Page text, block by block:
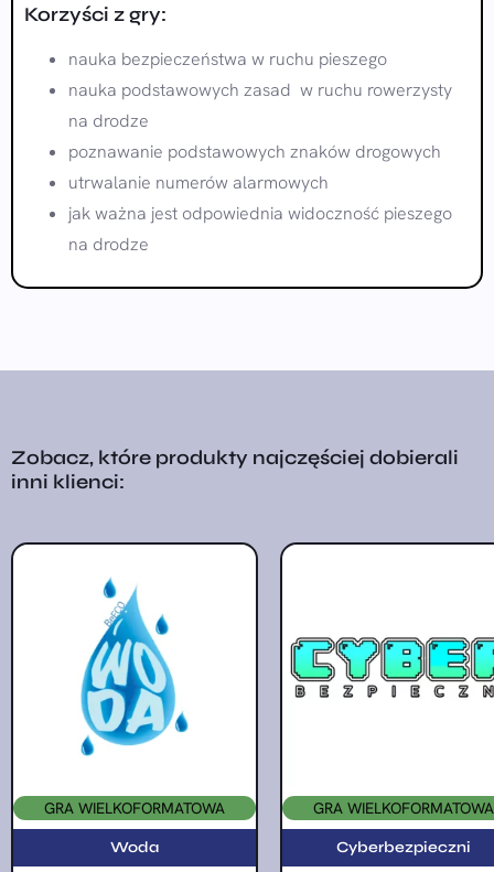
Korzyści z gry:
nauka bezpieczeństwa w ruchu pieszego
nauka podstawowych zasad w ruchu rowerzysty
na drodze
poznawanie podstawowych znaków drogowych
utrwalanie numerów alarmowych
jak ważna jest odpowiednia widoczność pieszego
na drodze
Zobacz, które produkty najczęściej dobierali
inni klienci:
GRA WIELKOFORMATOWA
Woda
GRA WIELKOFORMATOWA
Cyberbezpieczni